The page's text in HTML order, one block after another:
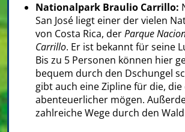
Nationalpark Braulio Carrillo:
San José liegt einer der vielen
von Costa Rica, derParque
Carrillo. Er ist bekannt für seine
Bis zu 5 Personen können hier
bequem durch den Dschungel
gibt auch eine Zipline für die, die
abenteuerlicher mögen.
zahlreiche Wege durch den